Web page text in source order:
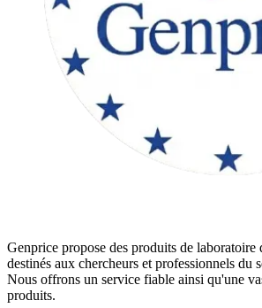
Genprice propose des produits de laboratoire
destinés aux chercheurs et professionnels du
Nous offrons un service fiable ainsi qu'une
produits.